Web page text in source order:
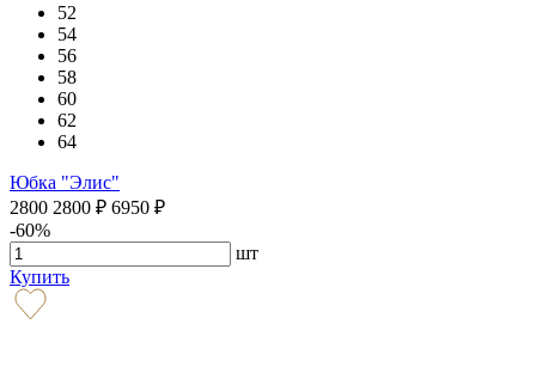
52
54
56
58
60
62
64
Юбка "Элис"
2800 2800 ₽ 6950 ₽
-60%
шт
Купить